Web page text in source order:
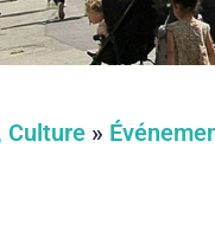
Culture »